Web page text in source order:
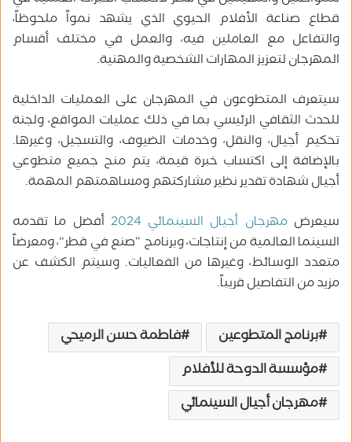
قطاع صناعة الأفلام الحيوي الذي يشهد نمواً ملحوظاً،
والتفاعل مع العاملين فيه، والعمل في مختلف أقسام
المهرجان لتعزيز المهارات الشخصية والمهنية.
سيتعرف المتطوعون في المهرجان على العمليات الداخلية
للحدث الثقافي الرئيسي بما في ذلك عمليات المواقع، ولجنة
تحكيم أجيال، والنقل، وخدمات الضيوف، والتسجيل، وغيرها.
بالإضافة إلى اكتساب خبرة قيمة، يتم منح جميع متطوعي
أجيال شهادة تقدير نظير مشاركتهم ومساهمتهم المهمة.
سيعرضمهرجان أجيال السينمائي 2024
أفضل ما تقدمه
السينما العالمية من إنتاجات، وبرنامج “صنع في قطر”، ومعرضاً
متعدد الوسائط، وغيرها من الفعاليات. وسيتم الكشف عن
مزيد من التفاصيل قريباً.
برنامج المتطوعين
فاطمة حسن الرميحي
مؤسسة الدوحة للأفلام
مهرجان أجيال السينمائي